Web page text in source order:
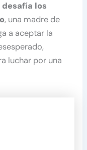
los
, una madre de
a aceptar la
luchar por una